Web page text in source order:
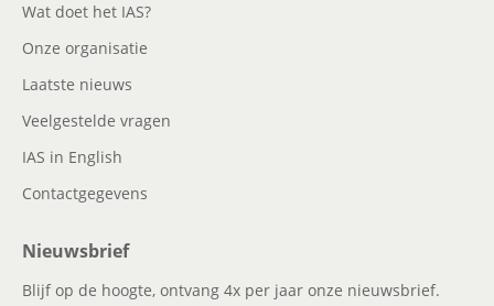
Wat doet het IAS?
Onze organisatie
Laatste nieuws
Veelgestelde vragen
IAS in English
Contactgegevens
Nieuwsbrief
Blijf op de hoogte, ontvang 4x per jaar onze nieuwsbrief.